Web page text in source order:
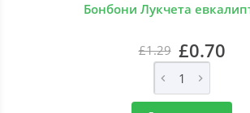
Бонбони Лукчета
£1.29 £0.70